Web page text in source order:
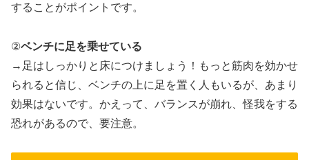
することがポイントです。
②ベンチに足を乗せている
→足はしっかりと床につけましょう！もっと筋肉を効かせ
られると信じ、ベンチの上に足を置く人もいるが、あまり
効果はないです。かえって、バランスが崩れ、怪我をする
恐れがあるので、要注意。